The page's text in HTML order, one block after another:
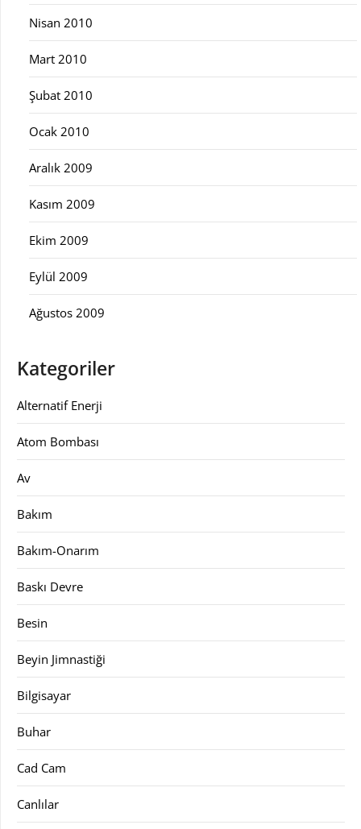
Nisan 2010
Mart 2010
Şubat 2010
Ocak 2010
Aralık 2009
Kasım 2009
Ekim 2009
Eylül 2009
Ağustos 2009
Kategoriler
Alternatif Enerji
Atom Bombası
Av
Bakım
Bakım-Onarım
Baskı Devre
Besin
Beyin Jimnastiği
Bilgisayar
Buhar
Cad Cam
Canlılar